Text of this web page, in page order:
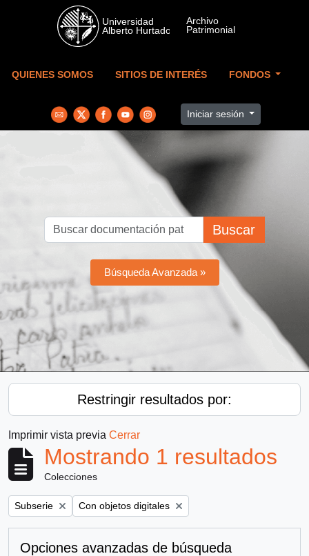
Skip to main content
QUIENES SOMOS SITIOS DE INTERÉS FONDOS
Iniciar sesión
Buscar
Búsqueda Avanzada »
Restringir resultados por:
Imprimir vista previa Cerrar
Mostrando 1 resultados
Colecciones
Remove filter:
Subserie Remove filter:
Con objetos digitales
Opciones avanzadas de búsqueda